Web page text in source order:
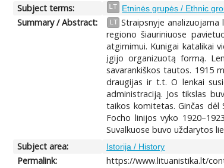
Subject terms:
LT Etninės grupės / Ethnic
Summary / Abstract: LT Straipsnyje analizuojama
regiono šiauriniuose
atgimimui. Kunigai katalikai
įgijo organizuotą formą.
savarankiškos tautos. 1915
draugijas ir t.t. O lenkai
administraciją. Jos tikslas
taikos komitetas. Ginčas dėl
Focho linijos vyko
Suvalkuose buvo uždarytos
Subject area:
Istorija / History
Permalink:
https://www.lituanistika.lt/